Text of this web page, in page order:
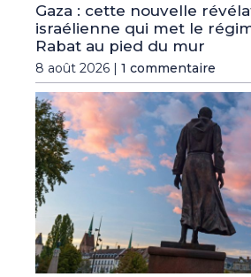
Gaza : cette nouvelle
israélienne qui met le
Rabat au pied du mur
8 août 2026 | 1 commentaire